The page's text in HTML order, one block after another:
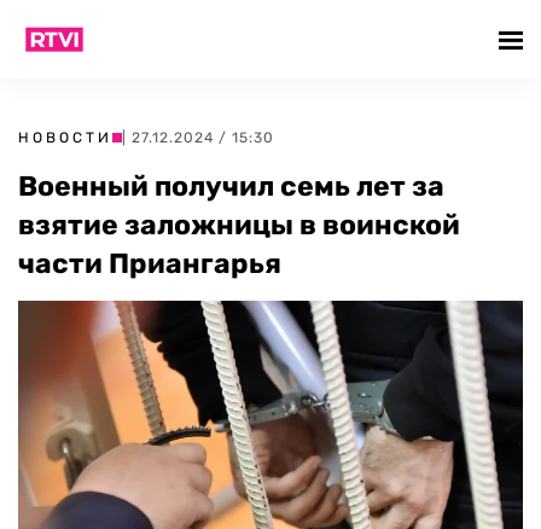
НОВОСТИ | 27.12.2024 / 15:30
Военный получил семь лет за
взятие заложницы в воинской
части Приангарья